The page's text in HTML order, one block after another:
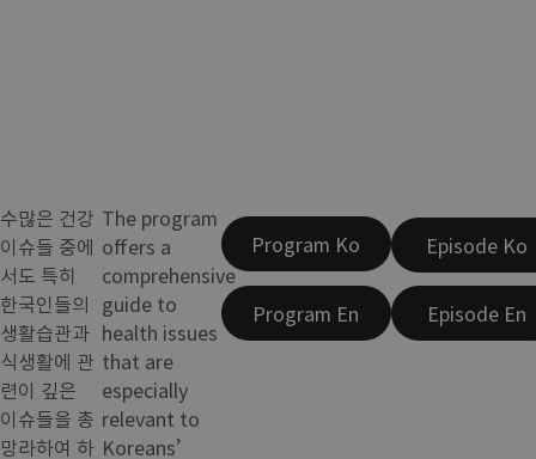
수많은 건강
이슈들 중에
서도 특히
한국인들의
생활습관과
식생활에 관
련이 깊은
이슈들을 총
망라하여 하
The program
offers a
comprehensive
guide to
health issues
that are
especially
relevant to
Koreans’
Program Ko
Program En
Episode Ko
Episode En